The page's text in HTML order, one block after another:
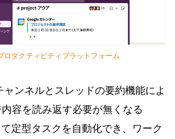
ロダクティビティプラットフォーム
ンネルとスレッドの要約機能によ
容を読み返す必要が無くなる
定型タスクを自動化でき、ワーク